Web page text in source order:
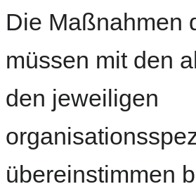
Die Maßnahmen
müssen mit den
den jeweiligen
übereinstimmen